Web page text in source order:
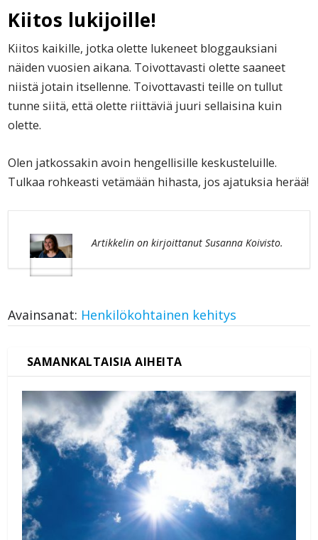
Kiitos lukijoille!
Kiitos kaikille, jotka olette lukeneet bloggauksiani
näiden vuosien aikana. Toivottavasti olette saaneet
niistä jotain itsellenne. Toivottavasti teille on tullut
tunne siitä, että olette riittäviä juuri sellaisina kuin
olette.
Olen jatkossakin avoin hengellisille keskusteluille.
Tulkaa rohkeasti vetämään hihasta, jos ajatuksia herää!
Artikkelin on kirjoittanut Susanna Koivisto.
Avainsanat: Henkilökohtainen kehitys